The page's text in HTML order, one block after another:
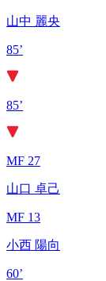
山中 麗央
85’
85’
MF 27
山口 卓己
MF 13
小西 陽向
60’